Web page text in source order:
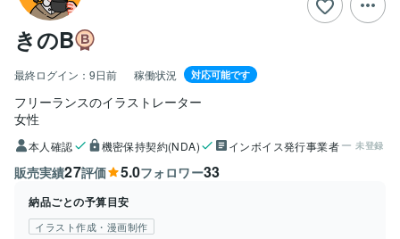
きのB
最終ログイン： 9日前 稼働状況 対応可能です
フリーランスのイラストレーター
女性
本人確認 機密保持契約(NDA) インボイス発行事業者 未登録
販売実績27評価 5.0フォロワー33
納品ごとの予算目安
イラスト作成・漫画制作